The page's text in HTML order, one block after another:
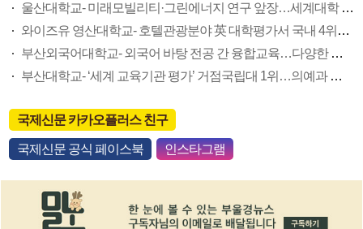
울산대학교- 미래모빌리티·그린에너지 연구 앞장…세계대학 논문 랭킹 ‘국내 5위’
와이즈유 영산대학교- 호텔관광분야 英 대학평가서 국내 4위…‘마이스도시’ 부산 이끈다
부산외국어대학교- 외국어 바탕 전공 간 융합교육…다양한 해외교류 ‘든든한 뒷받침’
부산대학교- ‘세계 교육기관 평가’ 거점국립대 1위…의예과 등 100% 지역인재로
국제신문 카카오플러스 친구
국제신문 공식 페이스북 인스타그램